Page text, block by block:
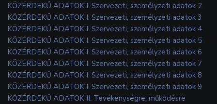
KÖZÉRDEKŰ ADATOK I. Szervezeti, személyzeti adatok 2
KÖZÉRDEKŰ ADATOK I. Szervezeti, személyzeti adatok 3
KÖZÉRDEKŰ ADATOK I. Szervezeti, személyzeti adatok 4
KÖZÉRDEKŰ ADATOK I. Szervezeti, személyzeti adatok 5
KÖZÉRDEKŰ ADATOK I. Szervezeti, személyzeti adatok 6
KÖZÉRDEKŰ ADATOK I. Szervezeti, személyzeti adatok 7
KÖZÉRDEKŰ ADATOK I. Szervezeti, személyzeti adatok 8
KÖZÉRDEKŰ ADATOK I. Szervezeti, személyzeti adatok 9
KÖZÉRDEKŰ ADATOK II. Tevékenységre, működésre